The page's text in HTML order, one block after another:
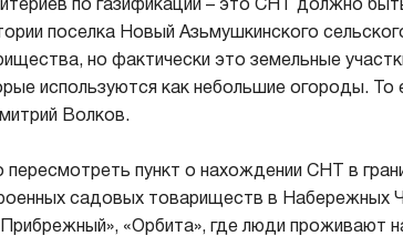
по газификации – это СНТ должно
поселка Новый Азьмушкинского
но фактически это земельные
используются как небольшие огороды. То
Волков.
пункт о нахождении СНТ в
садовых товариществ в Набережных
«Орбита», где люди проживают